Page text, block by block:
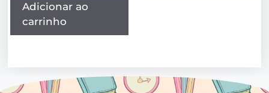
Adicionar ao
carrinho